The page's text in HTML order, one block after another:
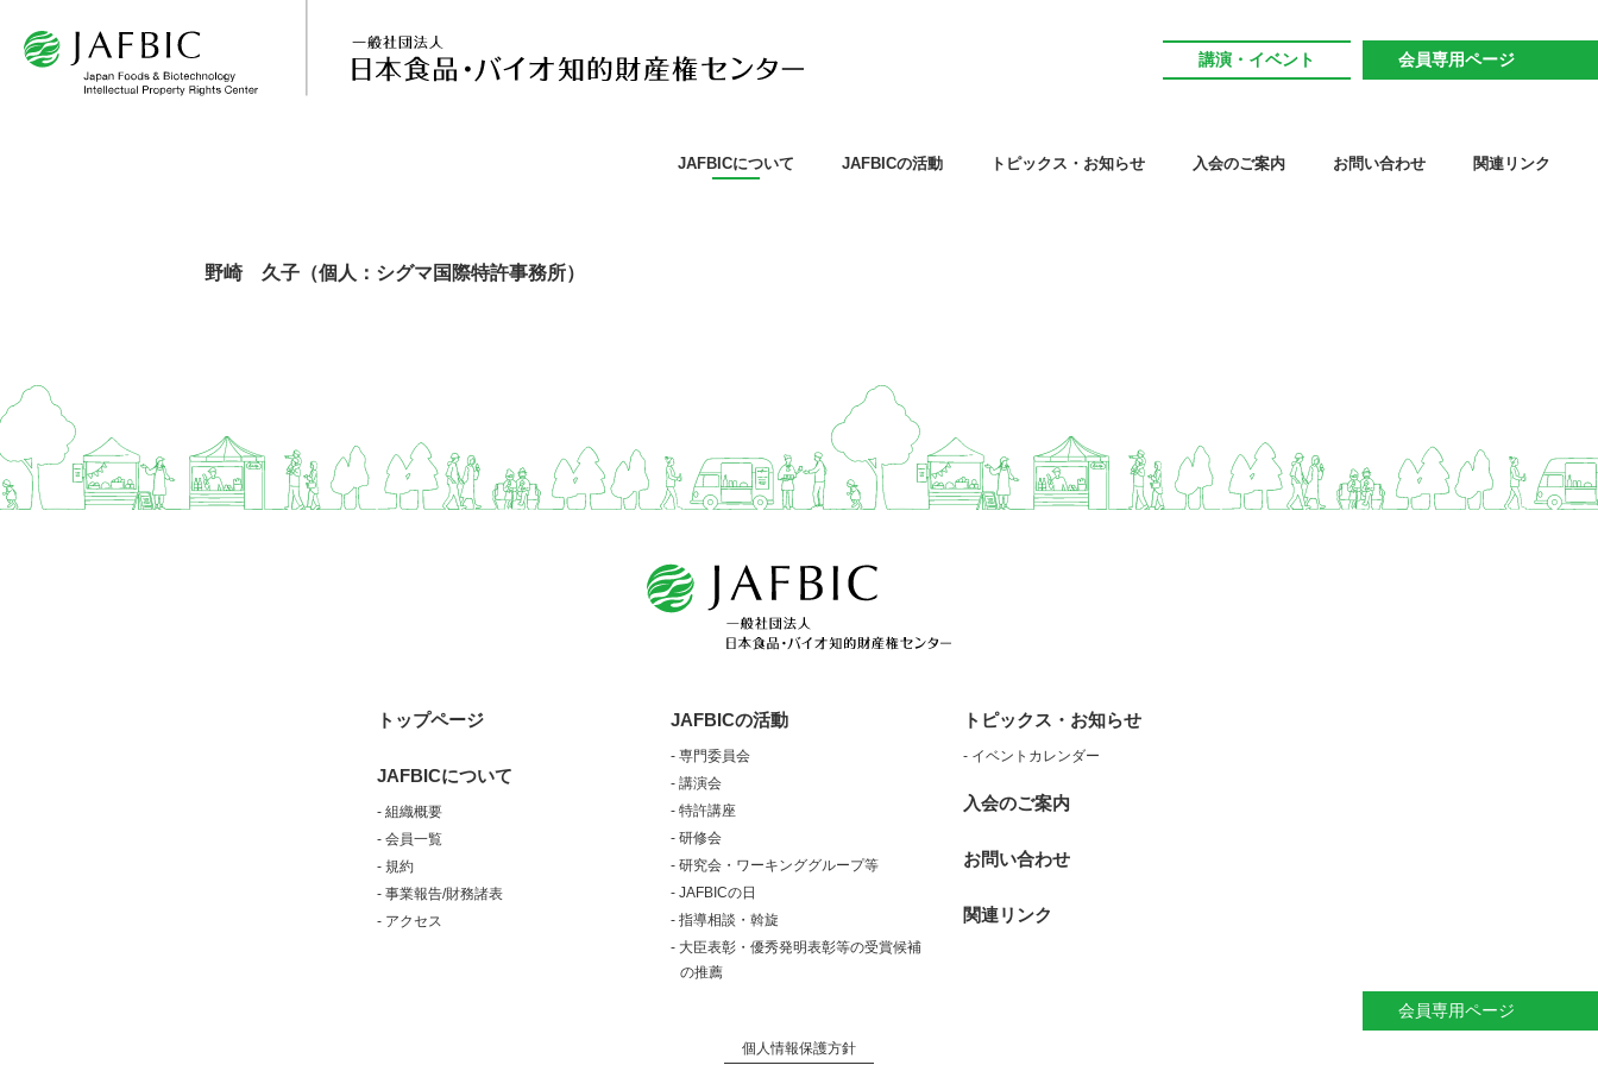
講演・イベント 会員専用ページ
JAFBICについて JAFBICの活動 トピックス・お知らせ 入会のご案内 お問い合わせ 関連リンク
野崎 久子（個人：シグマ国際特許事務所）
トップページ
JAFBICについて
- 組織概要
- 会員一覧
- 規約
- 事業報告/財務諸表
- アクセス
JAFBICの活動
- 専門委員会
- 講演会
- 特許講座
- 研修会
- 研究会・ワーキンググループ等
- JAFBICの日
- 指導相談・斡旋
- 大臣表彰・優秀発明表彰等の受賞候補
の推薦
トピックス・お知らせ
- イベントカレンダー
入会のご案内
お問い合わせ
関連リンク
会員専用ページ
個人情報保護方針